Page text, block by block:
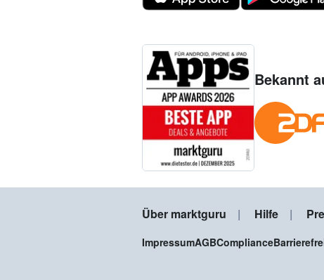
Bekannt
Über marktguru Hilfe
ImpressumAGBCompliance